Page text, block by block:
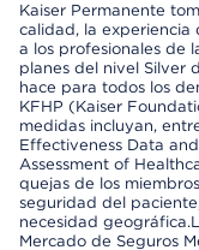
Kaiser Permanente
calidad, la experiencia
a los profesionales de
planes del nivel Silver
hace para todos los
KFHP (Kaiser
medidas incluyan,
Effectiveness Data
Assessment of
quejas de los
seguridad del
necesidad
Mercado de Seguros